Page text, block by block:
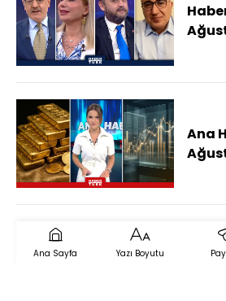
Ana
Ana Sayfa Yazı Boyutu